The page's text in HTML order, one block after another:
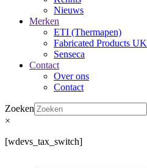
Nieuws
Merken
ETI (Thermapen)
Fabricated Products UK
Senseca
Contact
Over ons
Contact
Zoeken
×
[wdevs_tax_switch]